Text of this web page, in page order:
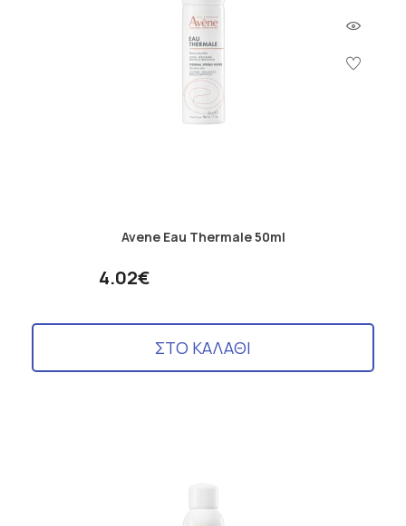
Avene Eau Thermale 50ml
4.02€
ΣΤΟ ΚΑΛΑΘΙ